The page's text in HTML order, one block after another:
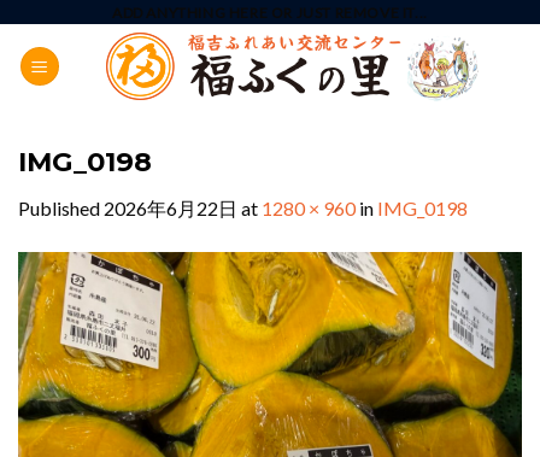
content
ADD ANYTHING HERE OR JUST REMOVE IT...
IMG_0198
Published 2026年6月22日 at 1280 × 960in IMG_0198